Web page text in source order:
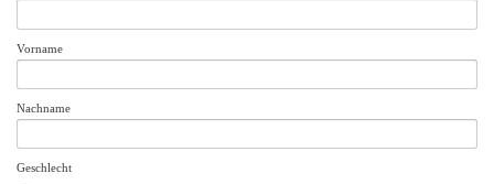
Vorname
Nachname
Geschlecht